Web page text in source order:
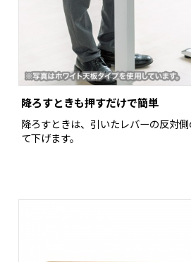
降ろすときも押すだけで簡単
降ろすときは、引いたレバーの反対
て下げます。